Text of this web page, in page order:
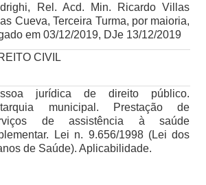
Rel. Acd. Min. Ricardo Villas
Cueva, Terceira Turma, por maioria,
em 03/12/2019, DJe 13/12/2019
CIVIL
jurídica de direito público.
municipal. Prestação de
de assistência à saúde
Lei n. 9.656/1998 (Lei dos
de Saúde). Aplicabilidade.